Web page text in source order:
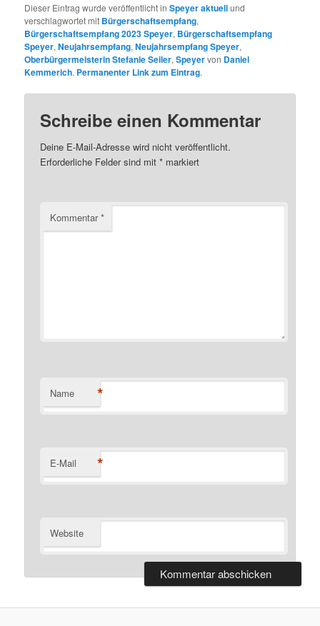
Dieser Eintrag wurde veröffentlicht inSpeyer aktuellund
verschlagwortet mit Bürgerschaftsempfang,
Bürgerschaftsempfang 2023 Speyer, Bürgerschaftsempfang
Speyer,Neujahrsempfang,Neujahrsempfang Speyer,
Oberbürgermeisterin Stefanie Seiler,Speyervon Daniel
Kemmerich. Permanenter Link zum Eintrag.
Schreibe einen Kommentar
Deine E-Mail-Adresse wird nicht veröffentlicht.
Erforderliche Felder sind mit* markiert
Kommentar*
Name *
E-Mail *
Website